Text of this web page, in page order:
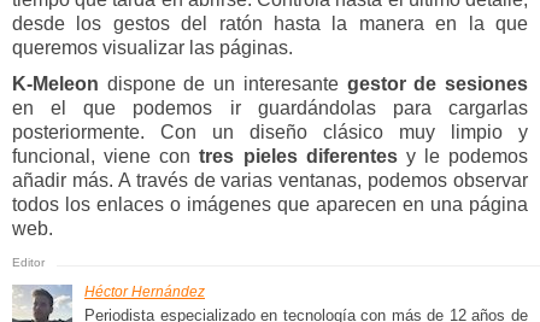
desde los gestos del ratón hasta la manera en la que
queremos visualizar las páginas.
K-Meleon dispone de un interesante gestor de sesiones
en el que podemos ir guardándolas para cargarlas
posteriormente. Con un diseño clásico muy limpio y
funcional, viene contres pieles diferentesy le podemos
añadir más. A través de varias ventanas, podemos observar
todos los enlaces o imágenes que aparecen en una página
web.
Héctor Hernández
Periodista especializado en tecnología con más de 12 años de